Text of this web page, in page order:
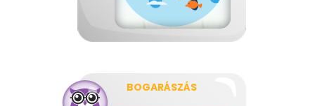
BOGARÁSZÁS